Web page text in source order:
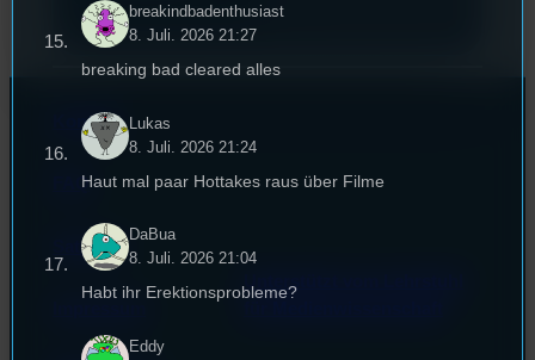
Kontakt
FAQ
Satzung
Unterstützt vom Lehrstuhl
breakindbadenthusiast
8. Juli. 2026 21:27
breaking bad cleared alles
Lukas
8. Juli. 2026 21:24
Haut mal paar Hottakes raus über Filme
DaBua
8. Juli. 2026 21:04
Habt ihr Erektionsprobleme?
Eddy